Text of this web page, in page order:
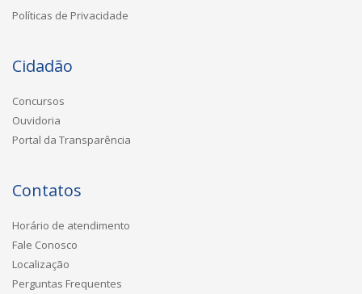
Políticas de Privacidade
Cidadão
Concursos
Ouvidoria
Portal da Transparência
Contatos
Horário de atendimento
Fale Conosco
Localização
Perguntas Frequentes